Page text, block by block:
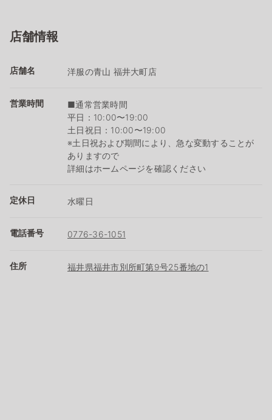
店舗情報
店舗名 洋服の青山 福井大町店
営業時間
■通常営業時間
平日：10:00〜19:00
土日祝日：10:00〜19:00
※土日祝および期間により、急な変動することが
ありますので
詳細はホームページを確認ください
定休日 水曜日
電話番号 0776-36-1051
住所 福井県福井市別所町第9号25番地の1